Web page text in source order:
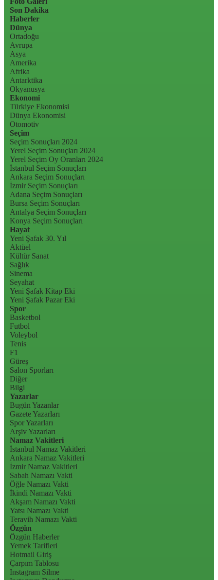
Son Dakika
Haberler
Dünya
Ortadoğu
Avrupa
Asya
Amerika
Afrika
Antarktika
Okyanusya
Ekonomi
Türkiye Ekonomisi
Dünya Ekonomisi
Otomotiv
Seçim
Seçim Sonuçları 2024
Yerel Seçim Sonuçları 2024
Yerel Seçim Oy Oranları 2024
İstanbul Seçim Sonuçları
Ankara Seçim Sonuçları
İzmir Seçim Sonuçları
Adana Seçim Sonuçları
Bursa Seçim Sonuçları
Antalya Seçim Sonuçları
Konya Seçim Sonuçları
Hayat
Yeni Şafak 30. Yıl
Aktüel
Kültür Sanat
Sağlık
Sinema
Seyahat
Yeni Şafak Kitap Eki
Yeni Şafak Pazar Eki
Spor
Basketbol
Futbol
Voleybol
Tenis
F1
Güreş
Salon Sporları
Diğer
Bilgi
Yazarlar
Bugün Yazanlar
Gazete Yazarları
Spor Yazarları
Arşiv Yazarları
Namaz Vakitleri
İstanbul Namaz Vakitleri
Ankara Namaz Vakitleri
İzmir Namaz Vakitleri
Sabah Namazı Vakti
Öğle Namazı Vakti
İkindi Namazı Vakti
Akşam Namazı Vakti
Yatsı Namazı Vakti
Teravih Namazı Vakti
Özgün
Özgün Haberler
Yemek Tarifleri
Hotmail Giriş
Çarpım Tablosu
Instagram Silme